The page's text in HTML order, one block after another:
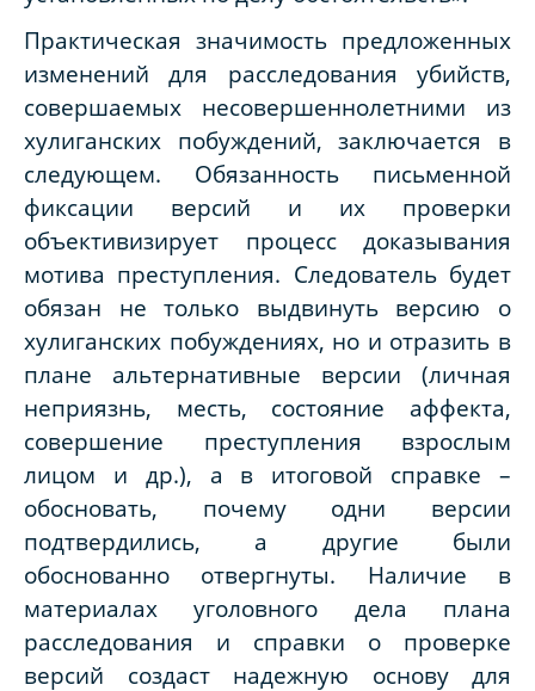
Практическая значимость предложенных
изменений для расследования убийств,
совершаемых несовершеннолетними из
хулиганских побуждений, заключается в
следующем. Обязанность письменной
фиксации версий и их проверки
объективизирует процесс доказывания
мотива преступления. Следователь будет
обязан не только выдвинуть версию о
хулиганских побуждениях, но и отразить в
плане альтернативные версии (личная
неприязнь, месть, состояние аффекта,
совершение преступления взрослым
лицом и др.), а в итоговой справке –
обосновать, почему одни версии
подтвердились, а другие были
обоснованно отвергнуты. Наличие в
материалах уголовного дела плана
расследования и справки о проверке
версий создаст надежную основу для